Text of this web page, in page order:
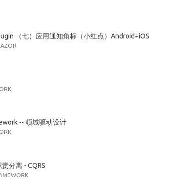
（七）应用通知角标（小红点）Android+iOS
-- 领域驱动设计
分离 - CQRS